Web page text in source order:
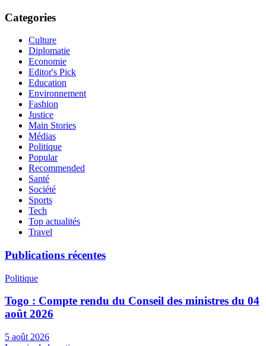
Categories
Culture
Diplomatie
Economie
Editor's Pick
Education
Environnement
Fashion
Justice
Main Stories
Médias
Politique
Popular
Recommended
Santé
Société
Sports
Tech
Top actualités
Travel
Publications récentes
Politique
Togo : Compte rendu du Conseil des ministres du 04
août 2026
5 août 2026